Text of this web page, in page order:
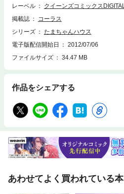
レーベル
クイーンズコミックスDIGITAL
掲載誌
コーラス
シリーズ
たまちゃんハウス
電子版配信開始日
2012/07/06
ファイルサイズ
34.47 MB
作品をシェアする
あわせてよく買われている本